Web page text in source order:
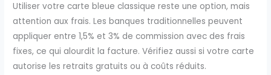
Utiliser votre carte bleue classique reste une option, mais
attention aux frais. Les banques traditionnelles peuvent
appliquer entre 1,5% et 3% de commission avec des frais
fixes, ce qui alourdit la facture. Vérifiez aussi si votre carte
autorise les retraits gratuits ou à coûts réduits.